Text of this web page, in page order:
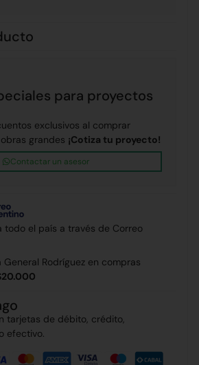
para proyectos
exclusivos al comprar
grandes ¡Cotiza tu proyecto!
Contactar un asesor
todo el país a través de Correo
General Rodríguez en compras
tarjetas de débito, crédito,
efectivo.